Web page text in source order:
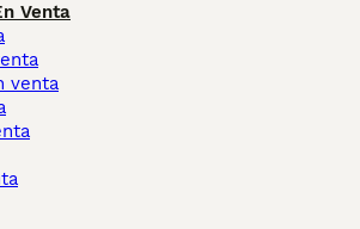
Venta
venta